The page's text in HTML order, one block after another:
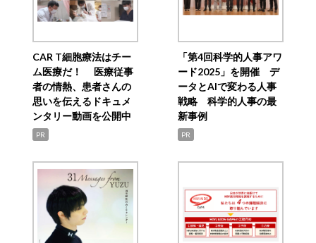
CAR T細胞療法はチー
ム医療だ！ 医療従事
者の情熱、患者さんの
思いを伝えるドキュメ
ンタリー動画を公開中
PR
「第4回科学的人事アワ
ード2025」を開催 デ
ータとAIで変わる人事
戦略 科学的人事の最
新事例
PR